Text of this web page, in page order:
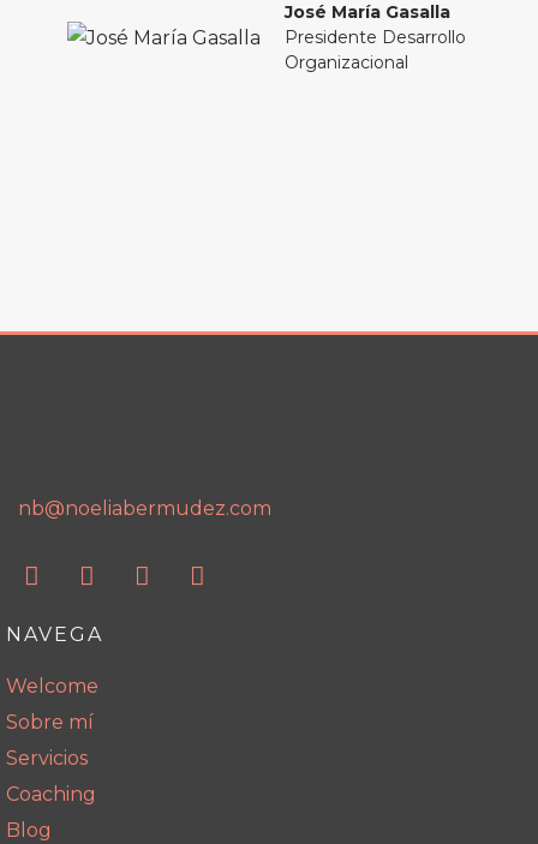
José María Gasalla
Presidente Desarrollo
Organizacional
nb@noeliabermudez.com
NAVEGA
Welcome
Sobre mí
Servicios
Coaching
Blog